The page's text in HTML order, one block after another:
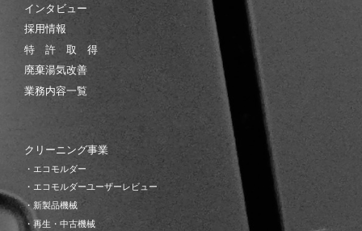
インタビュー
採用情報
特 許 取 得
廃棄湯気改善
業務内容一覧
クリーニング事業
・エコモルダー
・エコモルダーユーザーレビュー
・新製品機械
・再生・中古機械